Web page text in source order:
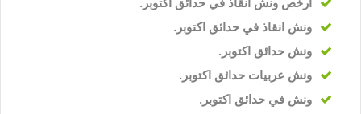
ونش انقاذ في حدائق اكتوبر .
ونش حدائق اكتوبر .
ونش عربيات حدائق اكتوبر .
ونش في حدائق اكتوبر .